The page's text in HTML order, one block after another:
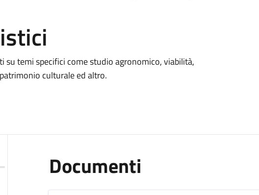
su temi specifici come studio agronomico, viabilità,
culturale ed altro.
Documenti